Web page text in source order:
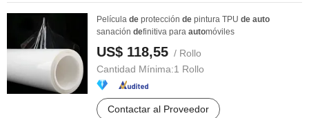
Película de protección de pintura TPU de auto
sanación definitiva para automóviles
US$ 118,55 / Rollo
Cantidad Mínima:1 Rollo
Contactar al Proveedor